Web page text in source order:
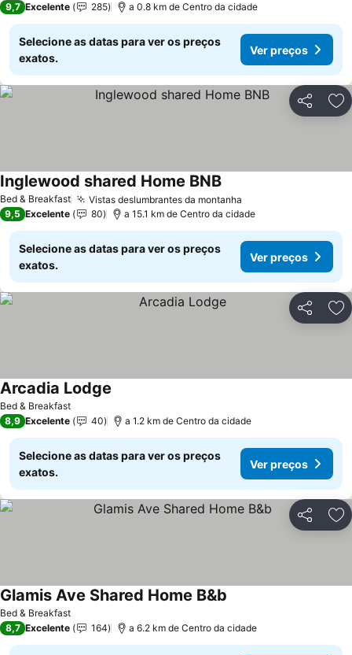
9,7 Excelente 285 a 0.8 km de Centro da cidade
Selecione as datas para ver os preços
exatos.
Ver preços
Partilhar
Bed & Breakfast Vistas deslumbrantes da montanha
Inglewood shared Home BNB
9,5 Excelente 80 a 15.1 km de Centro da cidade
Selecione as datas para ver os preços
exatos.
Ver preços
Partilhar
Bed & Breakfast
Arcadia Lodge
8,9 Excelente 40 a 1.2 km de Centro da cidade
Selecione as datas para ver os preços
exatos.
Ver preços
Partilhar
Bed & Breakfast
Glamis Ave Shared Home B&b
8,7 Excelente 164 a 6.2 km de Centro da cidade